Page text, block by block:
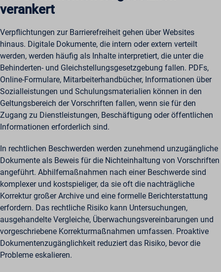
verankert
Verpflichtungen zur Barrierefreiheit gehen über Websites
hinaus. Digitale Dokumente, die intern oder extern verteilt
werden, werden häufig als Inhalte interpretiert, die unter die
Behinderten- und Gleichstellungsgesetzgebung fallen. PDFs,
Online-Formulare, Mitarbeiterhandbücher, Informationen über
Sozialleistungen und Schulungsmaterialien können in den
Geltungsbereich der Vorschriften fallen, wenn sie für den
Zugang zu Dienstleistungen, Beschäftigung oder öffentlichen
Informationen erforderlich sind.
In rechtlichen Beschwerden werden zunehmend unzugängliche
Dokumente als Beweis für die Nichteinhaltung von Vorschriften
angeführt. Abhilfemaßnahmen nach einer Beschwerde sind
komplexer und kostspieliger, da sie oft die nachträgliche
Korrektur großer Archive und eine formelle Berichterstattung
erfordern. Das rechtliche Risiko kann Untersuchungen,
ausgehandelte Vergleiche, Überwachungsvereinbarungen und
vorgeschriebene Korrekturmaßnahmen umfassen. Proaktive
Dokumentenzugänglichkeit reduziert das Risiko, bevor die
Probleme eskalieren.